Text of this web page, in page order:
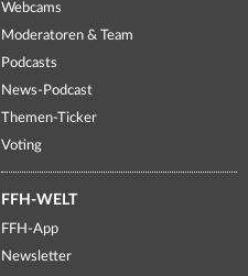
Webcams
Moderatoren & Team
Podcasts
News-Podcast
Themen-Ticker
Voting
FFH-WELT
FFH-App
Newsletter